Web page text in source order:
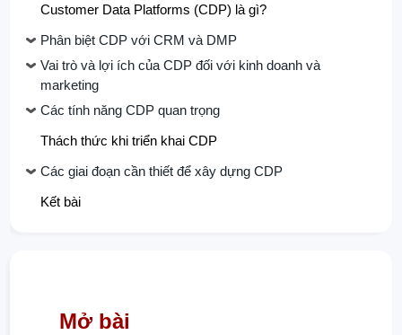
Customer Data Platforms (CDP) là gì?
Phân biệt CDP với CRM và DMP
Vai trò và lợi ích của CDP đối với kinh doanh và
marketing
Các tính năng CDP quan trọng
Thách thức khi triển khai CDP
Các giai đoạn cần thiết để xây dựng CDP
Kết bài
Mở bài